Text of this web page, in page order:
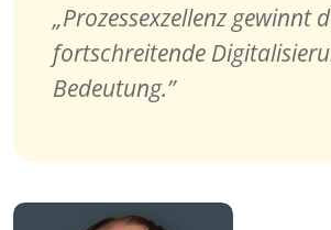
Prozessexzellenz gewinnt
fortschreitende
Bedeutung.